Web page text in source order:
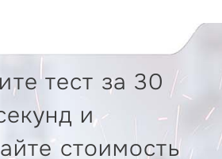
копеек), в т.ч. НДС 20% 140.67
рублей шестьдесят семь
товара планировалась на
предприятие Группа
по адресу: ул. Ленина, 77,
Слобод.
тест за 30
и
стоимость